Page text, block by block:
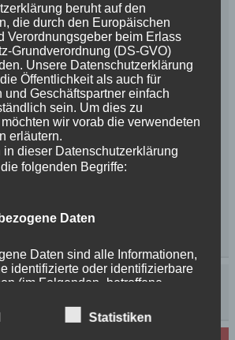
beruht auf den
die durch den Europäischen
Verordnungsgeber beim Erlass
Grundverordnung (DS-GVO)
Unsere Datenschutzerklärung
Öffentlichkeit als auch für
und Geschäftspartner einfach
sein. Um dies zu
wir vorab die verwendeten
erläutern.
dieser Datenschutzerklärung
folgenden Begriffe:
Daten
Daten sind alle Informationen,
identifizierte oder identifizierbare
(im Folgenden „betroffene
angesehen, die direkt oder
mittels Zuordnung zu einer
Statistiken